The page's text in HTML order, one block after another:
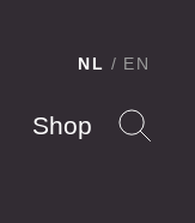
Shop
NL EN